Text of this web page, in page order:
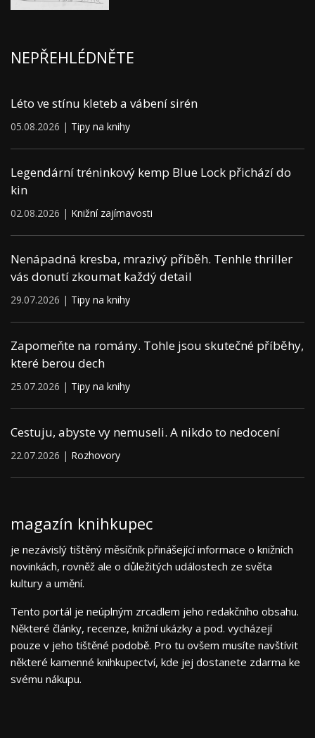
NEPŘEHLÉDNĚTE
Léto ve stínu kleteb a vábení sirén
05.08.2026 | Tipy na knihy
Legendární tréninkový kemp Blue Lock přichází do
kin
02.08.2026 | Knižní zajímavosti
Nenápadná kresba, mrazivý příběh. Tenhle thriller
vás donutí zkoumat každý detail
29.07.2026 | Tipy na knihy
Zapomeňte na romány. Tohle jsou skutečné příběhy,
které berou dech
25.07.2026 | Tipy na knihy
Cestuju, abyste vy nemuseli. A nikdo to nedocení
22.07.2026 | Rozhovory
magazín knihkupec
je nezávislý tištěný měsíčník přinášející informace o knižních
novinkách, rovněž ale o důležitých událostech ze světa
kultury a umění.
Tento portál je neúplným zrcadlem jeho redakčního obsahu.
Některé články, recenze, knižní ukázky a pod. vycházejí
pouze v jeho tištěné podobě. Pro tu ovšem musíte navštívit
některé kamenné knihkupectví, kde jej dostanete zdarma ke
svému nákupu.